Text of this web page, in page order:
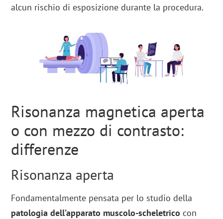
alcun rischio di esposizione durante la procedura.
Risonanza magnetica aperta
o con mezzo di contrasto:
differenze
Risonanza aperta
Fondamentalmente pensata per lo studio della
patologia dell’apparato muscolo-scheletrico con